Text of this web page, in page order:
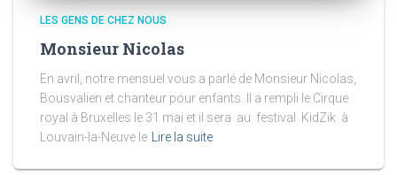
LES GENS DE CHEZ NOUS
Monsieur Nicolas
En avril, notre mensuel vous a parlé de Monsieur Nicolas,
Bousvalien et chanteur pour enfants. Il a rempli le Cirque
royal à Bruxelles le 31 mai et il sera au festival KidZik à
Louvain-la-Neuve le
Lire la suite